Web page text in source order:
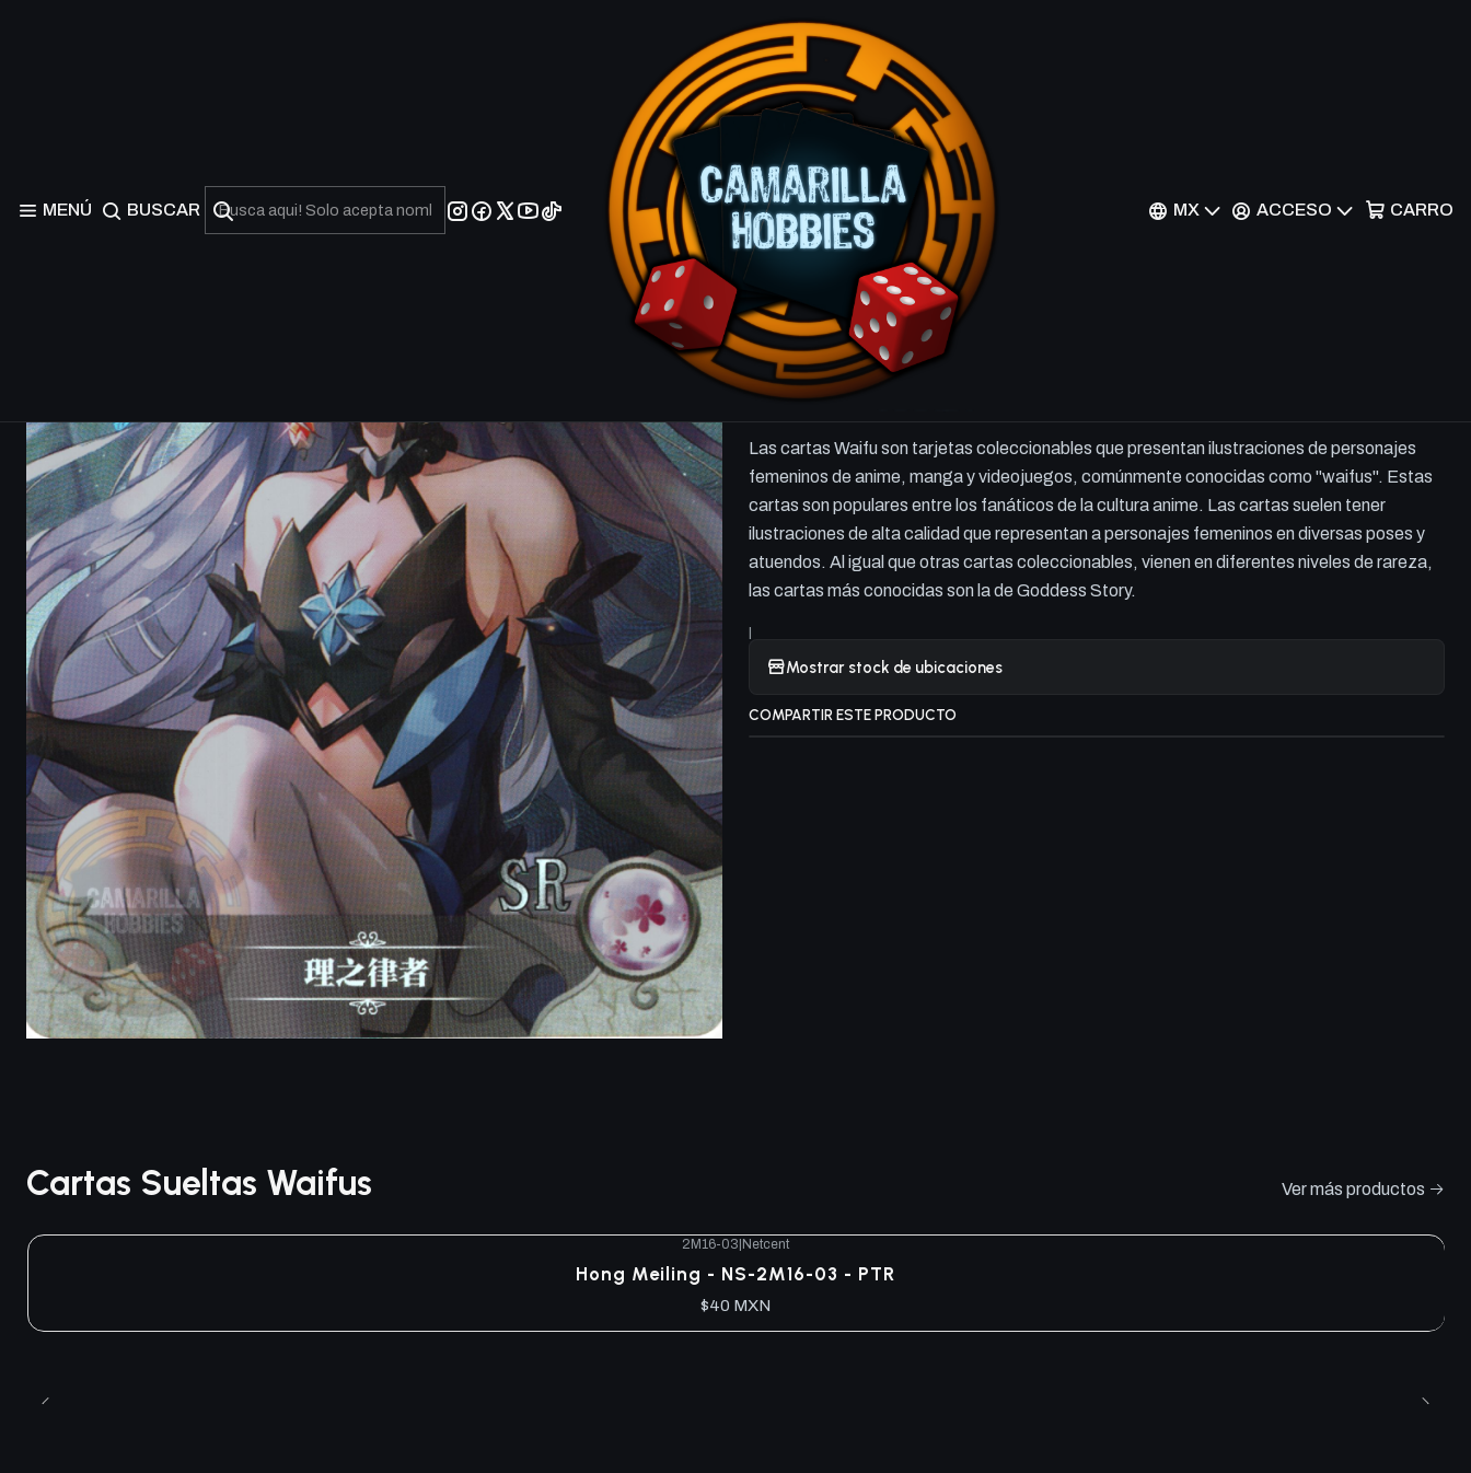
MENÚ BUSCAR MX ACCESO CARRO
Herrscher of Reason - NS-2M16-17 -
SR
WAIFU
Waifu
Cantidad
Agregar al Carrito
DESCRIPCIÓN
Serie: Honkai Impact
Las cartas Waifu son tarjetas coleccionables que presentan ilustraciones de personajes
femeninos de anime, manga y videojuegos, comúnmente conocidas como "waifus". Estas
cartas son populares entre los fanáticos de la cultura anime. Las cartas suelen tener
ilustraciones de alta calidad que representan a personajes femeninos en diversas poses y
atuendos. Al igual que otras cartas coleccionables, vienen en diferentes niveles de rareza,
las cartas más conocidas son la de Goddess Story.
|
Mostrar stock de ubicaciones
COMPARTIR ESTE PRODUCTO
Cartas Sueltas Waifus Ver más productos
2M16-03 Netcent
Hong Meiling - NS-2M16-03 - PTR
$40 MXN